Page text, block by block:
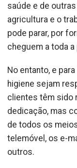
saúde e de
agricultura e o
pode parar, por
cheguem a toda
No entanto, e
higiene sejam
clientes têm sido
dedicação, mas
de todos os
telemóvel, os e-
outros.